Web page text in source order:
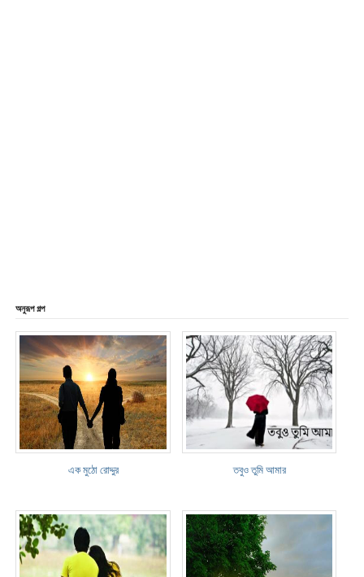
অনুরূপ গল্প
এক মুঠো রোদ্দুর তবুও তুমি আমার